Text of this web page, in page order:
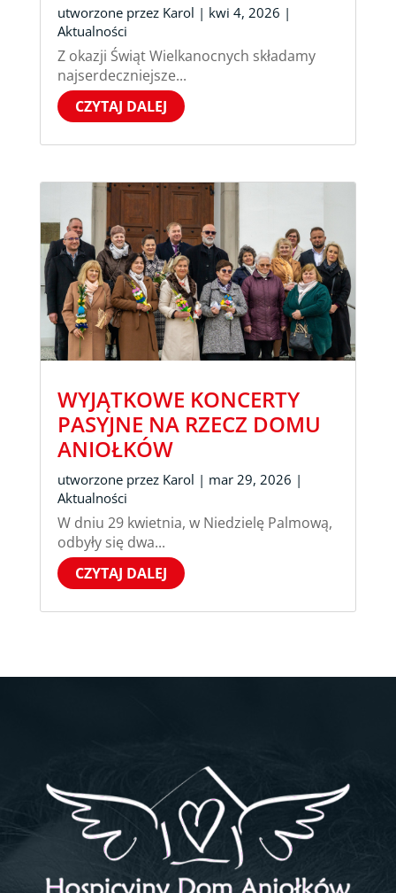
utworzone przez Karol | kwi 4, 2026 |
Aktualności
Z okazji Świąt Wielkanocnych składamy
najserdeczniejsze...
CZYTAJ DALEJ
WYJĄTKOWE KONCERTY
PASYJNE NA RZECZ DOMU
ANIOŁKÓW
utworzone przez Karol | mar 29, 2026 |
Aktualności
W dniu 29 kwietnia, w Niedzielę Palmową,
odbyły się dwa...
CZYTAJ DALEJ